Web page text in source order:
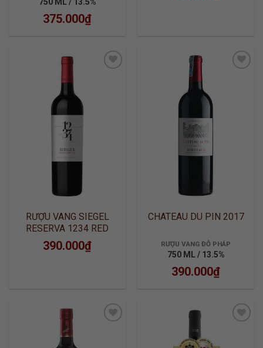
375.000₫
RƯỢU VANG SIEGEL
RESERVA 1234 RED
390.000₫
ADD TO
CHATEAU DU PIN 2017
RƯỢU VANG ĐỎ PHÁP
750 ML / 13.5%
390.000₫